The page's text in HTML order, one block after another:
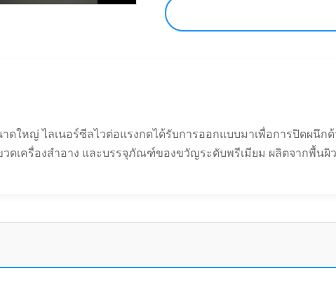
ใหญ่ ไลเนอร์ซีลไวต่อแรงกดได้รับการออกแบบมาเพื่อการปิดผนึก
ดเครื่องสำอาง และบรรจุภัณฑ์ของขวัญระดับพรีเมียม ผลิตจากพื้น